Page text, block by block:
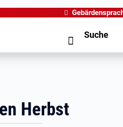
Suche
Herbst